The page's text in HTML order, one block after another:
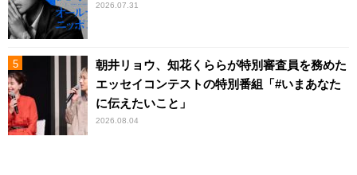
2026.07.31
朝井リョウ、知花くららが特別審査員を務めた
エッセイコンテストの特別番組「#いまあなた
に伝えたいこと」
2026.08.04